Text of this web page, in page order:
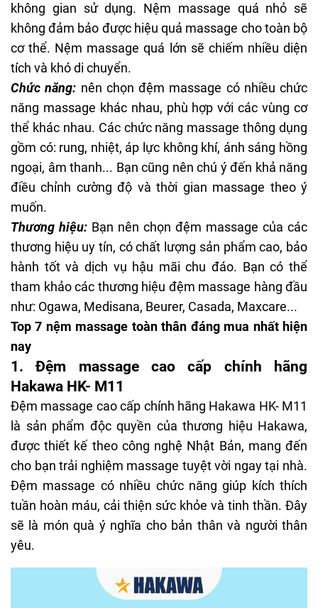
không gian sử dụng. Nệm massage quá nhỏ sẽ
không đảm bảo được hiệu quả massage cho toàn bộ
cơ thể. Nệm massage quá lớn sẽ chiếm nhiều diện
tích và khó di chuyển.
Chức năng: nên chọn đệm massage có nhiều chức
năng massage khác nhau, phù hợp với các vùng cơ
thể khác nhau. Các chức năng massage thông dụng
gồm có: rung, nhiệt, áp lực không khí, ánh sáng hồng
ngoại, âm thanh... Bạn cũng nên chú ý đến khả năng
điều chỉnh cường độ và thời gian massage theo ý
muốn.
Thương hiệu: Bạn nên chọn đệm massage của các
thương hiệu uy tín, có chất lượng sản phẩm cao, bảo
hành tốt và dịch vụ hậu mãi chu đáo. Bạn có thể
tham khảo các thương hiệu đệm massage hàng đầu
như: Ogawa, Medisana, Beurer, Casada, Maxcare...
Top 7 nệm massage toàn thân đáng mua nhất hiện
nay
1. Đệm massage cao cấp chính hãng
Hakawa HK- M11
Đệm massage cao cấp chính hãng Hakawa HK- M11
là sản phẩm độc quyền của thương hiệu Hakawa,
được thiết kế theo công nghệ Nhật Bản, mang đến
cho bạn trải nghiệm massage tuyệt vời ngay tại nhà.
Đệm massage có nhiều chức năng giúp kích thích
tuần hoàn máu, cải thiện sức khỏe và tinh thần. Đây
sẽ là món quà ý nghĩa cho bản thân và người thân
yêu.